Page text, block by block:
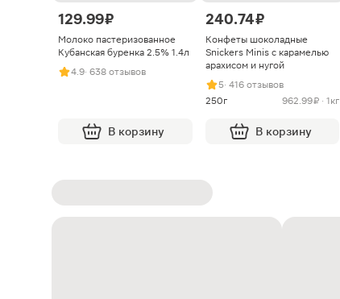
129.99 ₽
Молоко пастеризованное
Кубанская буренка 2.5% 1.4л
4.9· 638 отзывов
В корзину
240.74 ₽
Конфеты шоколадные
Snickers Minis с карамелью
арахисом и нугой
5· 416 отзывов
250г
962.99 ₽ · 1кг
В корзину